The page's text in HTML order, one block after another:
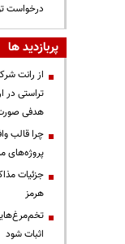
درخواست
پربازدید ها
از رانت‌
تراستی در
هدفی
چرا قالب
پروژه‌های
جزئیات
هرمز
اثبات شود